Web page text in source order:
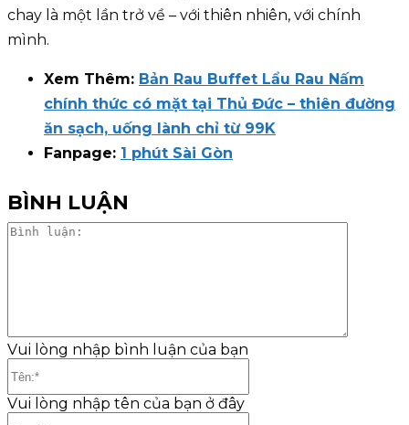
chay là một lần trở về – với thiên nhiên, với chính
mình.
Xem Thêm: Bản Rau Buffet Lẩu Rau Nấm
chính thức có mặt tại Thủ Đức – thiên đường
ăn sạch, uống lành chỉ từ 99K
Fanpage: 1 phút Sài Gòn
BÌNH LUẬN
Vui lòng nhập bình luận của bạn
Vui lòng nhập tên của bạn ở đây